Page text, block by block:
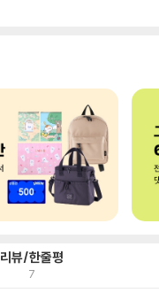
리뷰/한줄평
7